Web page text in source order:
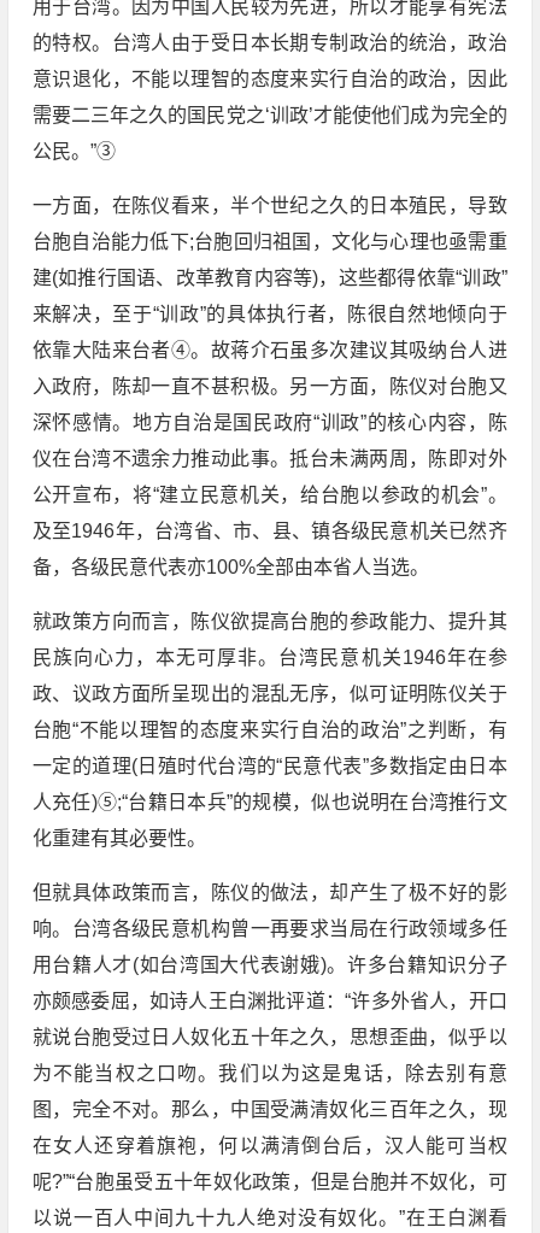
用于台湾。因为中国人民较为先进，所以才能享有宪法
的特权。台湾人由于受日本长期专制政治的统治，政治
意识退化，不能以理智的态度来实行自治的政治，因此
需要二三年之久的国民党之‘训政’才能使他们成为完全的
公民。”③
一方面，在陈仪看来，半个世纪之久的日本殖民，导致
台胞自治能力低下;台胞回归祖国，文化与心理也亟需重
建(如推行国语、改革教育内容等)，这些都得依靠“训政”
来解决，至于“训政”的具体执行者，陈很自然地倾向于
依靠大陆来台者④。故蒋介石虽多次建议其吸纳台人进
入政府，陈却一直不甚积极。另一方面，陈仪对台胞又
深怀感情。地方自治是国民政府“训政”的核心内容，陈
仪在台湾不遗余力推动此事。抵台未满两周，陈即对外
公开宣布，将“建立民意机关，给台胞以参政的机会”。
及至1946年，台湾省、市、县、镇各级民意机关已然齐
备，各级民意代表亦100%全部由本省人当选。
就政策方向而言，陈仪欲提高台胞的参政能力、提升其
民族向心力，本无可厚非。台湾民意机关1946年在参
政、议政方面所呈现出的混乱无序，似可证明陈仪关于
台胞“不能以理智的态度来实行自治的政治”之判断，有
一定的道理(日殖时代台湾的“民意代表”多数指定由日本
人充任)⑤;“台籍日本兵”的规模，似也说明在台湾推行文
化重建有其必要性。
但就具体政策而言，陈仪的做法，却产生了极不好的影
响。台湾各级民意机构曾一再要求当局在行政领域多任
用台籍人才(如台湾国大代表谢娥)。许多台籍知识分子
亦颇感委屈，如诗人王白渊批评道：“许多外省人，开口
就说台胞受过日人奴化五十年之久，思想歪曲，似乎以
为不能当权之口吻。我们以为这是鬼话，除去别有意
图，完全不对。那么，中国受满清奴化三百年之久，现
在女人还穿着旗袍，何以满清倒台后，汉人能可当权
呢?”“台胞虽受五十年奴化政策，但是台胞并不奴化，可
以说一百人中间九十九人绝对没有奴化。”在王白渊看